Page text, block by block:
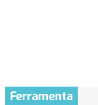
Ferramenta